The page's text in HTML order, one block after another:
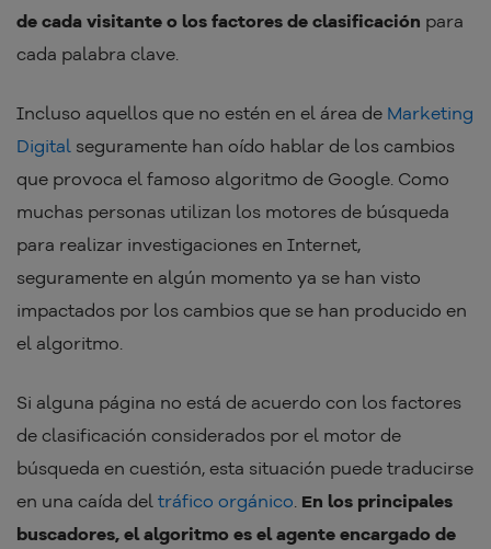
de cada visitante o los factores de clasificación para
cada palabra clave.
Incluso aquellos que no estén en el área de Marketing
Digital seguramente han oído hablar de los cambios
que provoca el famoso algoritmo de Google. Como
muchas personas utilizan los motores de búsqueda
para realizar investigaciones en Internet,
seguramente en algún momento ya se han visto
impactados por los cambios que se han producido en
el algoritmo.
Si alguna página no está de acuerdo con los factores
de clasificación considerados por el motor de
búsqueda en cuestión, esta situación puede traducirse
en una caída del tráfico orgánico. En los principales
buscadores, el algoritmo es el agente encargado de